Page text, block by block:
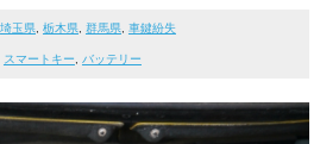
埼玉県, 栃木県, 群馬県, 車鍵紛失
スマートキー バッテリー